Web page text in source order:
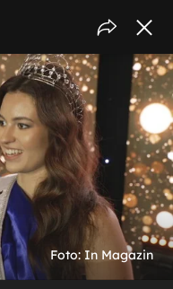
Foto: In Magazin